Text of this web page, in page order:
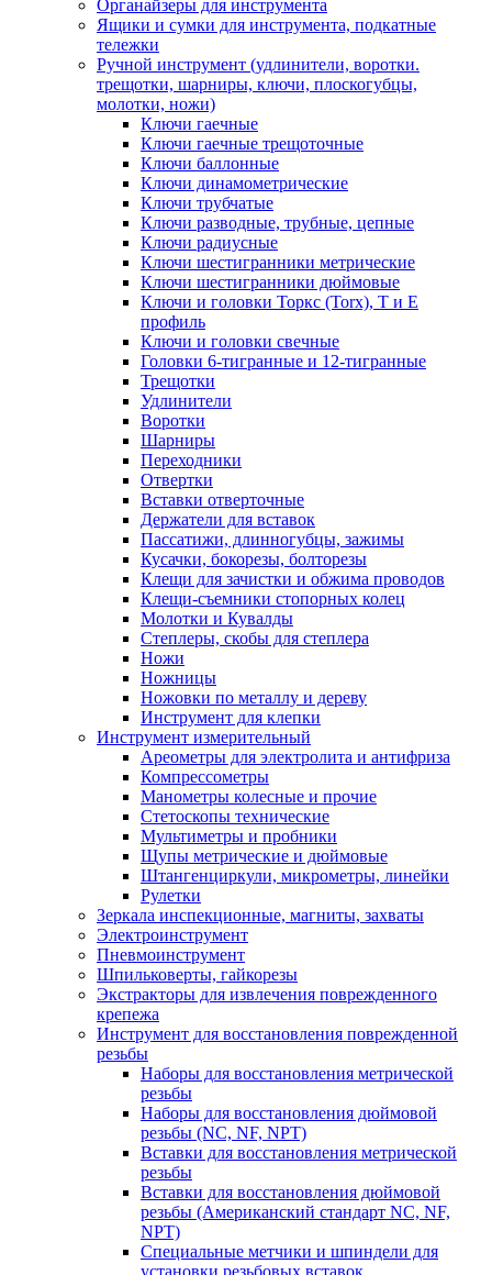
Органайзеры для инструмента
Ящики и сумки для инструмента, подкатные
тележки
Ручной инструмент (удлинители, воротки.
трещотки, шарниры, ключи, плоскогубцы,
молотки, ножи)
Ключи гаечные
Ключи гаечные трещоточные
Ключи баллонные
Ключи динамометрические
Ключи трубчатые
Ключи разводные, трубные, цепные
Ключи радиусные
Ключи шестигранники метрические
Ключи шестигранники дюймовые
Ключи и головки Торкс (Torx), Т и Е
профиль
Ключи и головки свечные
Головки 6-тигранные и 12-тигранные
Трещотки
Удлинители
Воротки
Шарниры
Переходники
Отвертки
Вставки отверточные
Держатели для вставок
Пассатижи, длинногубцы, зажимы
Кусачки, бокорезы, болторезы
Клещи для зачистки и обжима проводов
Клещи-съемники стопорных колец
Молотки и Кувалды
Степлеры, скобы для степлера
Ножи
Ножницы
Ножовки по металлу и дереву
Инструмент для клепки
Инструмент измерительный
Ареометры для электролита и антифриза
Компрессометры
Манометры колесные и прочие
Стетоскопы технические
Мультиметры и пробники
Щупы метрические и дюймовые
Штангенциркули, микрометры, линейки
Рулетки
Зеркала инспекционные, магниты, захваты
Электроинструмент
Пневмоинструмент
Шпильковерты, гайкорезы
Экстракторы для извлечения поврежденного
крепежа
Инструмент для восстановления поврежденной
резьбы
Наборы для восстановления метрической
резьбы
Наборы для восстановления дюймовой
резьбы (NC, NF, NPT)
Вставки для восстановления метрической
резьбы
Вставки для восстановления дюймовой
резьбы (Американский стандарт NC, NF,
NPT)
Специальные метчики и шпиндели для
установки резьбовых вставок